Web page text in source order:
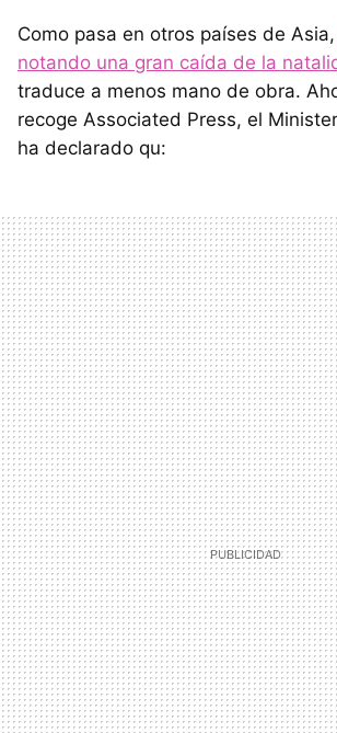
Como pasa en otros países de Asia,
notando una gran caída de la
traduce a menos mano de obra.
recoge Associated Press, el
ha declarado qu: